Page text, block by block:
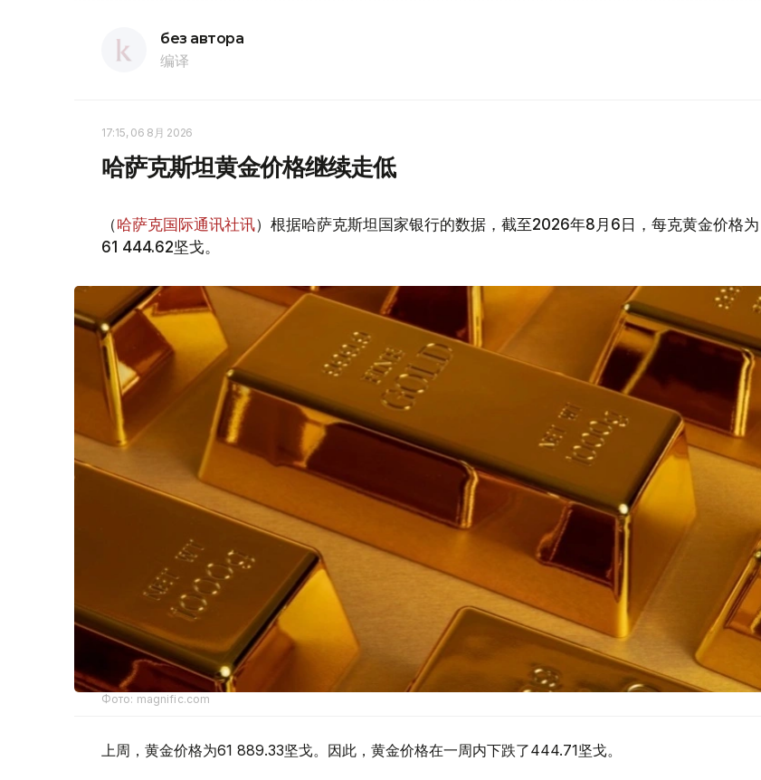
без автора
编译
17:15, 06 8月 2026
哈萨克斯坦黄金价格继续走低
（哈萨克国际通讯社讯）根据哈萨克斯坦国家银行的数据，截至2026年8月6日，每克黄金价格为
61 444.62坚戈。
Фото: magnific.com
上周，黄金价格为61 889.33坚戈。因此，黄金价格在一周内下跌了444.71坚戈。